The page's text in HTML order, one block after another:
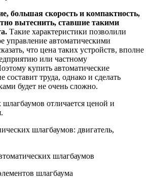
большая скорость и компактность,
вытеснить, ставшие такими
Такие характеристики позволили
управление автоматическими
что цена таких устройств, вполне
или частному
купить автоматические
составит труда, однако и сделать
будет не очень сложно.
отличается ценой и
шлагбаумов: двигатель,
шлагбаума